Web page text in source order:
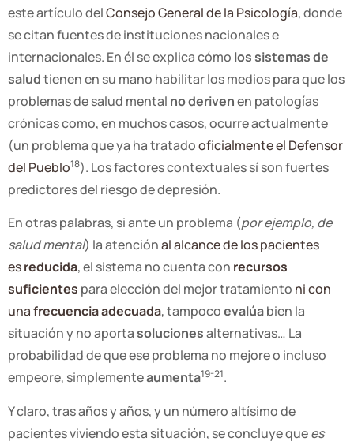
este artículo delConsejo General de la Psicología, donde
se citan fuentes de instituciones nacionales e
internacionales. En él se explica cómo los sistemas de
saludtienen en su mano habilitar los medios para que los
problemas de salud mental no derivenen patologías
crónicas como, en muchos casos, ocurre actualmente
(un problema que ya ha tratadooficialmente el Defensor
del Pueblo18). Los factores contextuales sí son fuertes
predictores del riesgo de depresión.
En otras palabras, si ante un problema (por ejemplo, de
salud mental) la atenciónal alcance de los pacientes
esreducida, el sistema no cuenta con recursos
suficientes para elección del mejor tratamiento ni con
unafrecuencia adecuada, tampocoevalúabien la
situación y no aporta solucionesalternativas… La
probabilidad de que ese problema no mejore o incluso
empeore, simplementeaumenta19-21.
Y claro, tras años y años, y un número altísimo de
pacientes viviendo esta situación, se concluye quees